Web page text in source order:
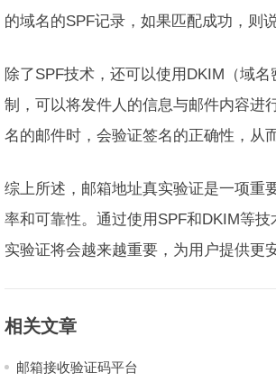
的域名的SPF记录，如果匹配成功，则
除了SPF技术，还可以使用DKIM（域
制，可以将发件人的信息与邮件内容进
名的邮件时，会验证签名的正确性，从
综上所述，邮箱地址真实验证是一项重
率和可靠性。通过使用SPF和DKIM等
实验证将会越来越重要，为用户提供更
相关文章
邮箱接收验证码平台